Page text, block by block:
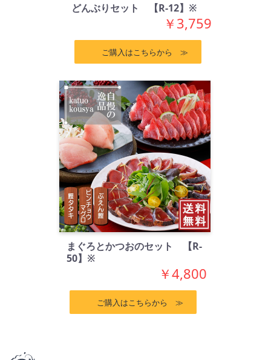
どんぶりセット 【R-12】※
￥3,759
ご購入はこちらから ≫
まぐろとかつおのセット 【R-
50】※
￥4,800
ご購入はこちらから ≫